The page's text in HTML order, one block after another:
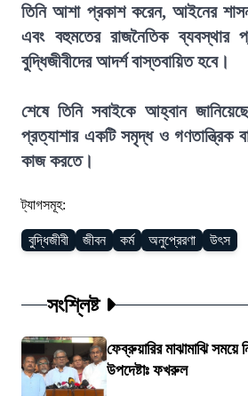
তিনি আশা প্রকাশ করেন, আইনের
এবং বহুমতের রাজনৈতিক ব্যবস্থার
বুদ্ধিজীবীদের আদর্শ বাস্তবায়িত হবে।
শেষে তিনি সবাইকে আহ্বান
প্রত্যাশার একটি সমৃদ্ধ ও গণতান্ত্রিক
কাজ করতে।
ট্যাগসমূহ:
বুদ্ধিজীবী জীবন কর্ম অনুপ্রেরণা উৎস
সংশ্লিষ্ট
ফেব্রুয়ারির মাঝামাঝি সময়ে
উপদেষ্টাঃ ফখরুল